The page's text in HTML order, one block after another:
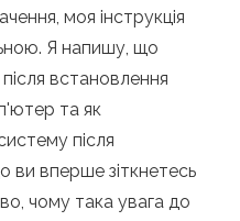
моя інструкція
Я напишу, що
встановлення
та як
після
ви вперше зіткнетесь
чому така увага до